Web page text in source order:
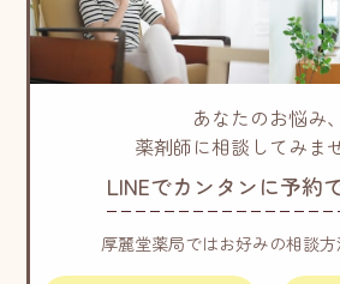
あなたのお悩み、
薬剤師に相談してみま
LINEでカンタンに予約
厚麗堂薬局ではお好みの相談